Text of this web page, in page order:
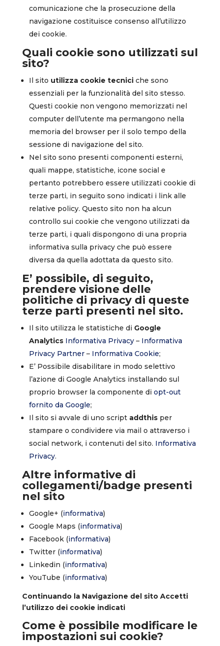
comunicazione che la prosecuzione della
navigazione costituisce consenso all’utilizzo
dei cookie.
Quali cookie sono utilizzati sul
sito?
Il sito utilizza cookie tecniciche sono
essenziali per la funzionalità del sito stesso.
Questi cookie non vengono memorizzati nel
computer dell’utente ma permangono nella
memoria del browser per il solo tempo della
sessione di navigazione del sito.
Nel sito sono presenti componenti esterni,
quali mappe, statistiche, icone social e
pertanto potrebbero essere utilizzati cookie di
terze parti, in seguito sono indicati i link alle
relative policy. Questo sito non ha alcun
controllo sui cookie che vengono utilizzati da
terze parti, i quali dispongono di una propria
informativa sulla privacy che può essere
diversa da quella adottata da questo sito.
E’ possibile, di seguito,
prendere visione delle
politiche di privacy di queste
terze parti presenti nel sito.
Il sito utilizza le statistiche di Google
Analytics Informativa Privacy– Informativa
Privacy Partner– Informativa Cookie;
E’ Possibile disabilitare in modo selettivo
l’azione di Google Analytics installando sul
proprio browser la componente di opt-out
fornito da Google;
Il sito si avvale di uno script addthisper
stampare o condividere via mail o attraverso i
social network, i contenuti del sito. Informativa
Privacy.
Altre informative di
collegamenti/badge presenti
nel sito
Google+ (informativa)
Google Maps (informativa)
Facebook (informativa)
Twitter (informativa)
Linkedin (informativa)
YouTube (informativa)
Continuando la Navigazione del sito Accetti
l’utilizzo dei cookie indicati
Come è possibile modificare le
impostazioni sui cookie?